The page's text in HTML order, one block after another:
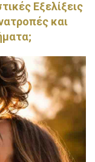
Εξελίξεις
και